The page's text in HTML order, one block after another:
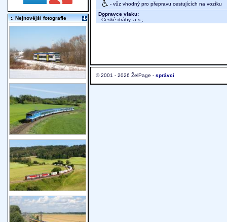
- vůz vhodný pro přepravu cestujících na vozíku
Dopravce vlaku:
České dráhy, a.s. ;
© 2001 - 2026 ŽelPage - správci
:. Nejnovější fotografie